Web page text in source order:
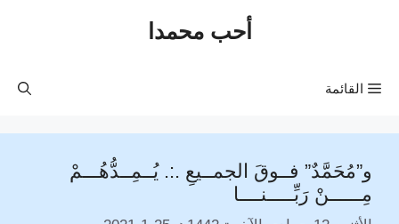
أحب محمدا
القائمة
و”مُحَمَّدٌ” فــوقَ الجمــيعِ .:. يُــمِــدُّهُـــمْ
مِــــــنْ رَبِّـــــنــــا